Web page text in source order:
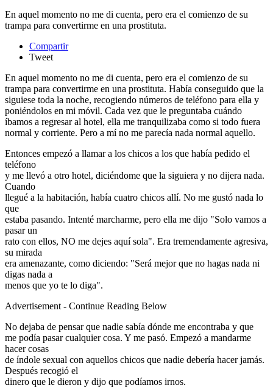
En aquel momento​ no me di cuenta​, pero era el comienzo de su
trampa para convertirme en una prostituta​.
Compartir
Tweet
En aquel momento no me di cuenta, pero era el comienzo de su
trampa para convertirme en una prostituta. Había conseguido que la
siguiese toda la noche, recogiendo números de teléfono para ella y
poniéndolos en mi móvil. Cada vez que le preguntaba cuándo
íbamos a regresar al hotel, ella me tranquilizaba como si todo fuera
normal y corriente. Pero a mí no me parecía nada normal aquello.
Entonces empezó a llamar a los chicos a los que había pedido el
teléfono
y me llevó a otro hotel, diciéndome que la siguiera y no dijera nada.
Cuando
llegué a la habitación, había cuatro chicos allí. No me gustó nada lo
que
estaba pasando. Intenté marcharme, pero ella me dijo "Solo vamos a
pasar un
rato con ellos, NO me dejes aquí sola". Era tremendamente agresiva,
su mirada
era amenazante, como diciendo: "Será mejor que no hagas nada ni
digas nada a
menos que yo te lo diga".
Advertisement - Continue Reading Below
No dejaba de pensar que nadie sabía dónde me encontraba y que
me podía pasar cualquier cosa. Y me pasó. Empezó a mandarme
hacer cosas
de índole sexual con aquellos chicos que nadie debería hacer jamás.
Después recogió el
dinero que le dieron y dijo que podíamos irnos.